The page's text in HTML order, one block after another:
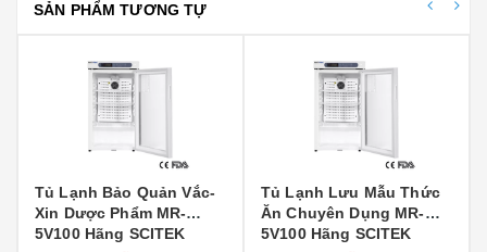
SẢN PHẨM TƯƠNG TỰ
Tủ Lạnh Bảo Quản Vắc-
Xin Dược Phẩm MR-
5V100 Hãng SCITEK
Tủ Lạnh Lưu Mẫu Thức
Ăn Chuyên Dụng MR-
5V100 Hãng SCITEK